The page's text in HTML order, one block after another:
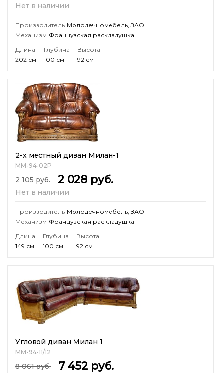
Нет в наличии
Производитель Молодечномебель, ЗАО
Механизм Французская раскладушка
Длина
202 см
Глубина
100 см
Высота
92 см
2-х местный диван Милан-1
ММ-94-02Р
2 105 руб. 2 028 руб.
Нет в наличии
Производитель Молодечномебель, ЗАО
Механизм Французская раскладушка
Длина
149 см
Глубина
100 см
Высота
92 см
Угловой диван Милан 1
ММ-94-11/12
8 061 руб. 7 452 руб.